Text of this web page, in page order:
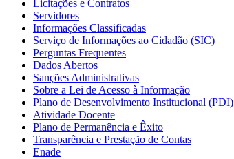
Licitações e Contratos
Servidores
Informações Classificadas
Serviço de Informações ao Cidadão (SIC)
Perguntas Frequentes
Dados Abertos
Sanções Administrativas
Sobre a Lei de Acesso à Informação
Plano de Desenvolvimento Institucional (PDI)
Atividade Docente
Plano de Permanência e Êxito
Transparência e Prestação de Contas
Enade